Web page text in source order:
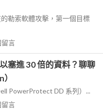
勒索軟體攻擊，第一個目標
留言
塞進 30 倍的資料？聊聊
PowerProtect DD 系列）...
留言